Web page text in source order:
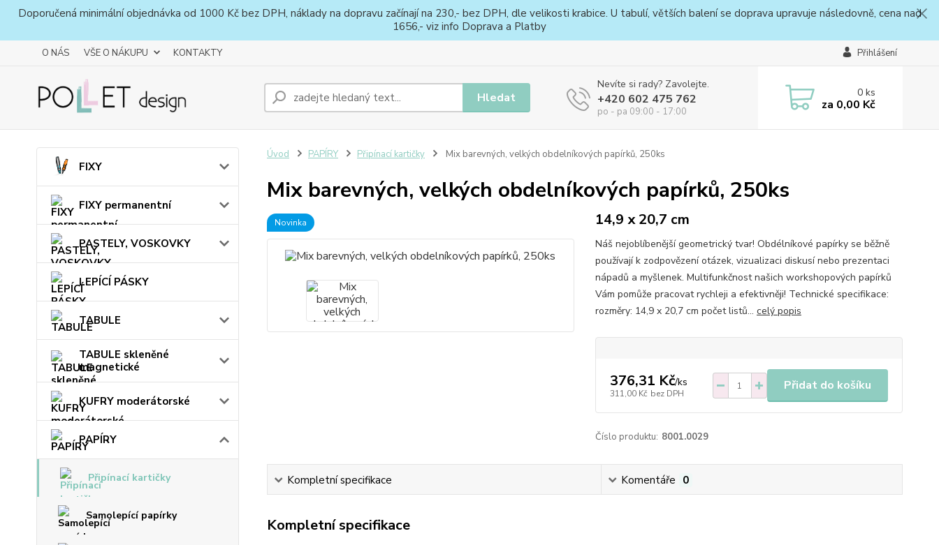
Doporučená minimální objednávka od 1000 Kč bez DPH, náklady na dopravu začínají na 230,- bez DPH, dle velikosti krabice. U tabulí, větších balení se doprava upravuje následovně, cena nad
1656,- viz info Doprava a Platby
O NÁS VŠE O NÁKUPU KONTAKTY Přihlášení
Hledat
Nevíte si rady? Zavolejte.
+420 602 475 762
po - pa 09:00 - 17:00
0ks
za 0,00 Kč
FIXY
FIXY permanentní
PASTELY, VOSKOVKY
LEPÍCÍ PÁSKY
TABULE
TABULE skleněné
magnetické
KUFRY moderátorské
PAPÍRY
Připínací kartičky
Samolepící papírky
Úvod PAPÍRY Připínací kartičky Mix barevných, velkých obdelníkových papírků, 250ks
Mix barevných, velkých obdelníkových papírků, 250ks
Novinka 14,9 x 20,7 cm
Náš nejoblíbenější geometrický tvar! Obdélníkové papírky se běžně
používají k zodpovězení otázek, vizualizaci diskusí nebo prezentaci
nápadů a myšlenek. Multifunkčnost našich workshopových papírků
Vám pomůže pracovat rychleji a efektivněji! Technické specifikace:
rozměry: 14,9 x 20,7 cm počet listů... celý popis
376,31 Kč/ks
311,00 Kč bez DPH
Přidat do košíku
Číslo produktu: 8001.0029
Kompletní specifikace Komentáře 0
Kompletní specifikace